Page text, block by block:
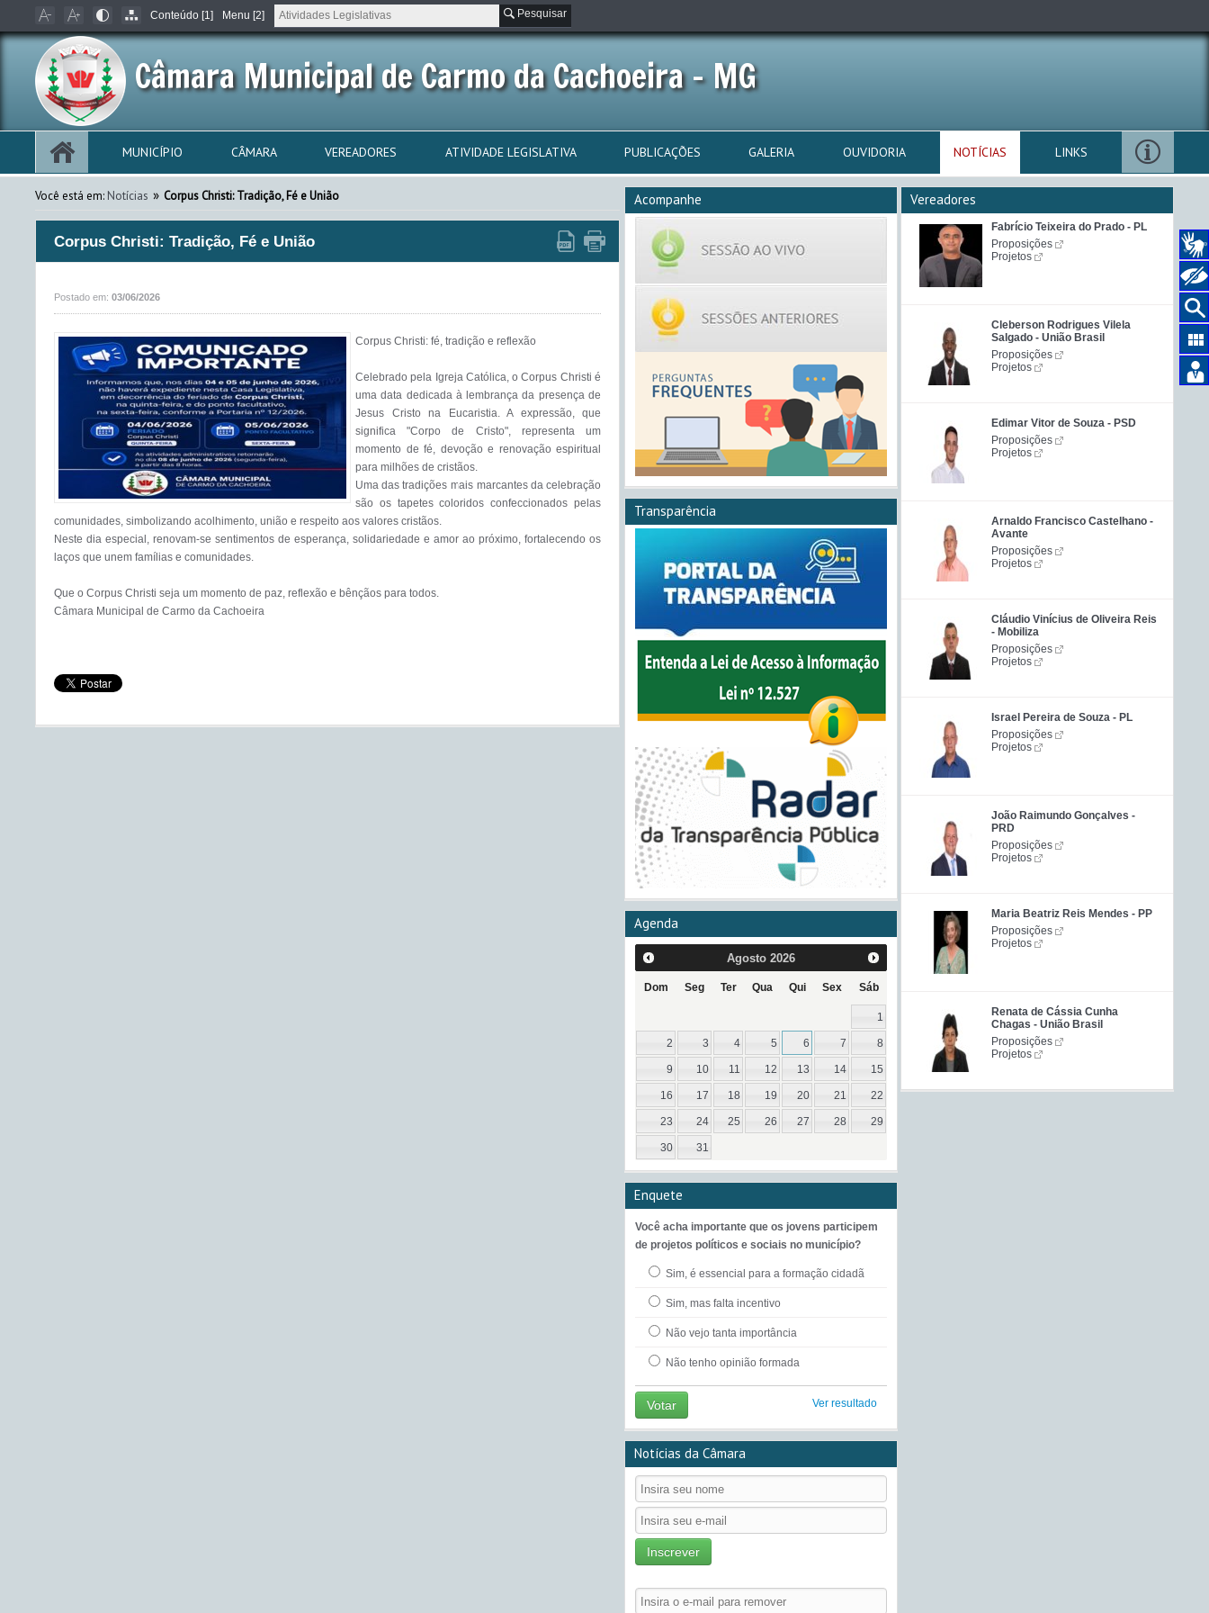
Conteúdo [1] Menu [2] Pesquisar
Câmara Municipal de Carmo da Cachoeira - MG
MUNICÍPIO CÂMARA VEREADORES ATIVIDADE LEGISLATIVA PUBLICAÇÕES GALERIA OUVIDORIA NOTÍCIAS LINKS
Você está em: Notícias » Corpus Christi: Tradição, Fé e União
Corpus Christi: Tradição, Fé e União
Postado em: 03/06/2026
Corpus Christi: fé, tradição e reflexão
Celebrado pela Igreja Católica, o Corpus Christi é
uma data dedicada à lembrança da presença de
Jesus Cristo na Eucaristia. A expressão, que
significa "Corpo de Cristo", representa um
momento de fé, devoção e renovação espiritual
para milhões de cristãos.
Uma das tradições mais marcantes da celebração
são os tapetes coloridos confeccionados pelas
comunidades, simbolizando acolhimento, união e respeito aos valores cristãos.
Neste dia especial, renovam-se sentimentos de esperança, solidariedade e amor ao próximo, fortalecendo os
laços que unem famílias e comunidades.
Que o Corpus Christi seja um momento de paz, reflexão e bênçãos para todos.
Vereadores
Fabrício Teixeira do Prado - PL
Proposições
Projetos
Cleberson Rodrigues Vilela
Salgado - União Brasil
Proposições
Projetos
Edimar Vitor de Souza - PSD
Proposições
Projetos
Arnaldo Francisco Castelhano -
Avante
Proposições
Projetos
Cláudio Vinícius de Oliveira Reis
- Mobiliza
Proposições
Projetos
Israel Pereira de Souza - PL
Proposições
Projetos
João Raimundo Gonçalves -
PRD
Proposições
Projetos
Maria Beatriz Reis Mendes - PP
Proposições
Projetos
Renata de Cássia Cunha
Chagas - União Brasil
Proposições
Projetos
Acompanhe
Transparência
Agenda
Agosto 2026
Dom Seg Ter Qua Qui Sex Sáb
1
2 3 4 5 6 7 8
9 10 11 12 13 14 15
16 17 18 19 20 21 22
23 24 25 26 27 28 29
30 31
Enquete
Você acha importante que os jovens participem
de projetos políticos e sociais no município?
Sim, é essencial para a formação cidadã
Sim, mas falta incentivo
Não vejo tanta importância
Não tenho opinião formada
Votar Ver resultado
Notícias da Câmara
Inscrever